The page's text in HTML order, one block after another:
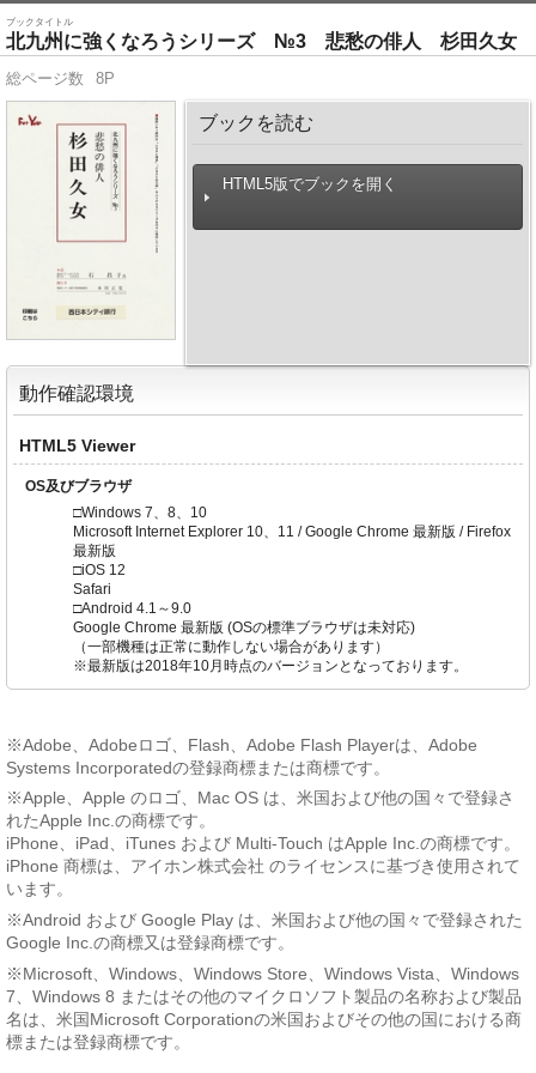
ブックタイトル
北九州に強くなろうシリーズ №3 悲愁の俳人 杉田久女
総ページ数 8P
ブックを読む
HTML5版でブックを開く
動作確認環境
HTML5 Viewer
OS及びブラウザ
□Windows 7、8、10
Microsoft Internet Explorer 10、11 / Google Chrome 最新版 / Firefox
最新版
□iOS 12
Safari
□Android 4.1～9.0
Google Chrome 最新版 (OSの標準ブラウザは未対応)
（一部機種は正常に動作しない場合があります）
※最新版は2018年10月時点のバージョンとなっております。
※Adobe、Adobeロゴ、Flash、Adobe Flash Playerは、Adobe
Systems Incorporatedの登録商標または商標です。
※Apple、Apple のロゴ、Mac OS は、米国および他の国々で登録さ
れたApple Inc.の商標です。
iPhone、iPad、iTunes および Multi-Touch はApple Inc.の商標です。
iPhone 商標は、アイホン株式会社 のライセンスに基づき使用されて
います。
※Android および Google Play は、米国および他の国々で登録された
Google Inc.の商標又は登録商標です。
※Microsoft、Windows、Windows Store、Windows Vista、Windows
7、Windows 8 またはその他のマイクロソフト製品の名称および製品
名は、米国Microsoft Corporationの米国およびその他の国における商
標または登録商標です。